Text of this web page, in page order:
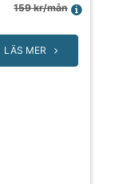
159 kr/mån
LÄS MER